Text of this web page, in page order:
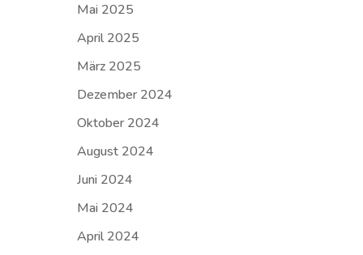
Mai 2025
April 2025
März 2025
Dezember 2024
Oktober 2024
August 2024
Juni 2024
Mai 2024
April 2024